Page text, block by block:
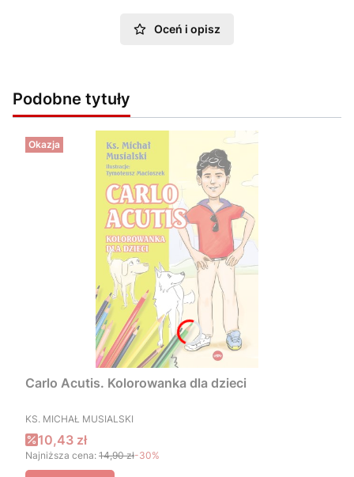
Oceń i opisz
Podobne tytuły
Okazja
Carlo Acutis. Kolorowanka dla dzieci
PRODUCENT
KS. MICHAŁ MUSIALSKI
Cena promocyjna
10,43 zł
Najniższa cena: 14,90 zł-30%